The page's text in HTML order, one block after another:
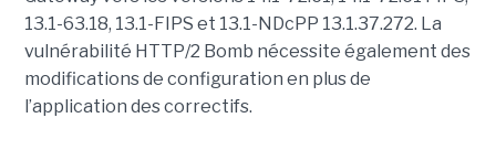
13.1-63.18, 13.1-FIPS et 13.1-NDcPP 13.1.37.272. La
vulnérabilité HTTP/2 Bomb nécessite également des
modifications de configuration en plus de
l’application des correctifs.